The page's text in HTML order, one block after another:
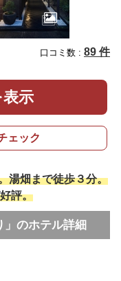
口コミ数 : 89 件
示
ェック
湯畑まで徒歩３分。
評。
のホテル詳細